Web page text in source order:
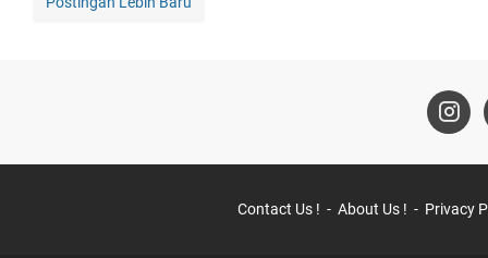
Contact Us ! About Us ! Privacy